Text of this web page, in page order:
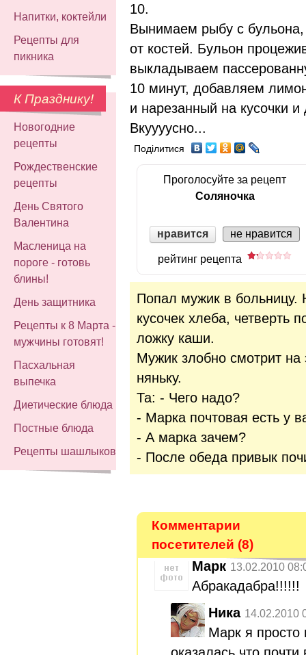
Напитки, коктейли
Рецепты для
пикника
К Празднику!
Новогодние
рецепты
Рождественские
рецепты
День Святого
Валентина
Масленица на
пороге - готовь
блины!
День защитника
Рецепты к 8 Марта -
мужчины готовят!
Пасхальная
выпечка
Диетические блюда
Постные блюда
Рецепты шашлыков
10.
Вынимаем рыбу с
от костей. Бульон
выкладываем
10 минут, добавляем
и нарезанный на кусочки
Вкуууусно...
Поділитися
Проголосуйте за рецепт
Соляночка
нравится не нравится
рейтинг рецепта
Попал мужик в больницу.
кусочек хлеба, четверть
ложку каши.
Мужик злобно смотрит на
няньку.
Та: - Чего надо?
- Марка почтовая есть у
- А марка зачем?
- После обеда привык
Комментарии
посетителей (8)
Марк 13.02.2010
Абракадабра!!!!!!
Ника 14.02.2010
Марк я просто